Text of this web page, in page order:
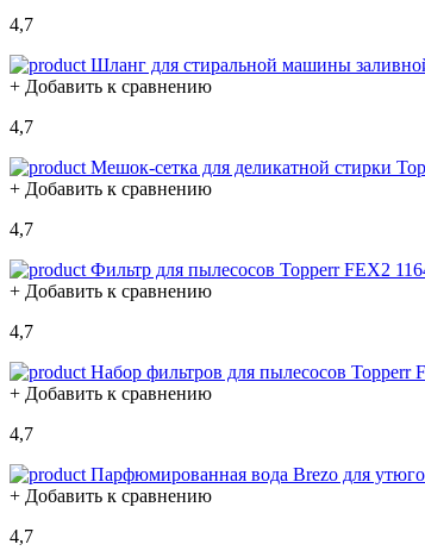
4,7
Шланг для стиральной машины
+ Добавить к сравнению
4,7
Мешок-сетка для деликатной стирки
+ Добавить к сравнению
4,7
Фильтр для пылесосов Topperr FEX2
+ Добавить к сравнению
4,7
Набор фильтров для пылесосов Topperr
+ Добавить к сравнению
4,7
Парфюмированная вода Brezo для
+ Добавить к сравнению
4,7